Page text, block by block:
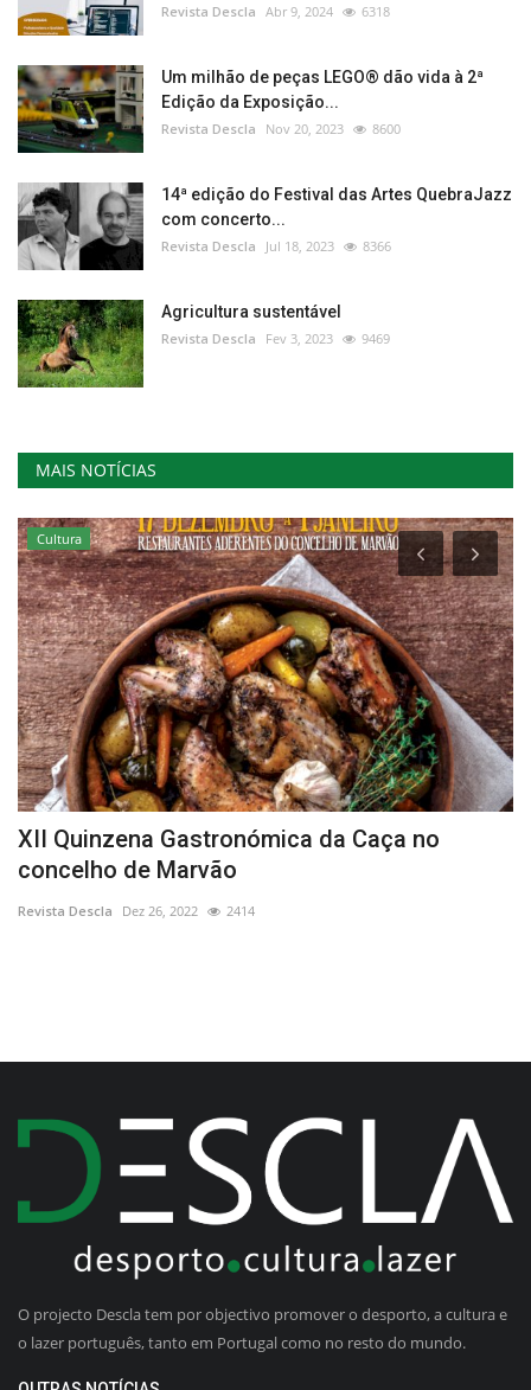
Revista Descla Abr 9, 2024 6318
Um milhão de peças LEGO® dão vida à 2ª
Edição da Exposição...
Revista Descla Nov 20, 2023 8600
14ª edição do Festival das Artes QuebraJazz
com concerto...
Revista Descla Jul 18, 2023 8366
Agricultura sustentável
Revista Descla Fev 3, 2023 9469
MAIS NOTÍCIAS
Cultura
XII Quinzena Gastronómica da Caça no
concelho de Marvão
Revista Descla Dez 26, 2022 2414
O projecto Descla tem por objectivo promover o desporto, a cultura e
o lazer português, tanto em Portugal como no resto do mundo.